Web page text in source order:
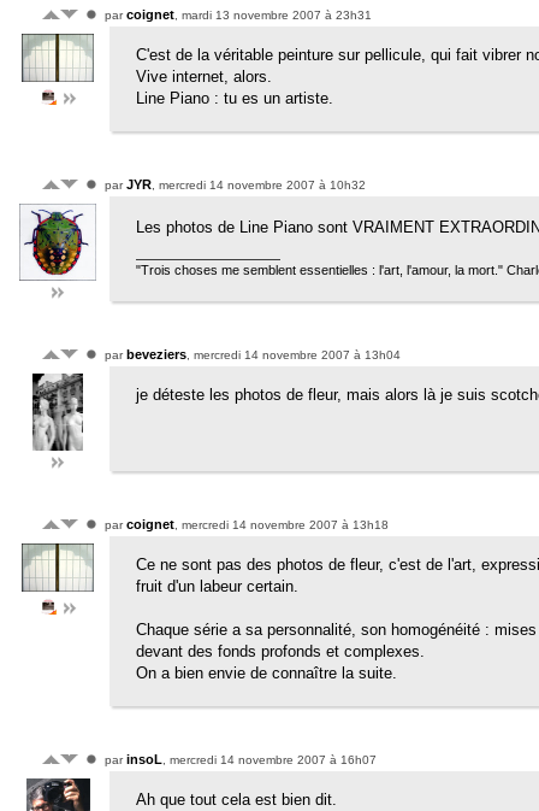
parcoignet , mardi 13 novembre 2007 à 23h31
C'est de la véritable peinture sur pellicule, qui fait vibrer
Vive internet, alors.
Line Piano : tu es un artiste.
parJYR , mercredi 14 novembre 2007 à 10h32
Les photos de Line Piano sont VRAIMENT
"Trois choses me semblent essentielles : l'art, l'amour, la mort."
parbeveziers , mercredi 14 novembre 2007 à 13h04
je déteste les photos de fleur, mais alors là je suis
parcoignet , mercredi 14 novembre 2007 à 13h18
Ce ne sont pas des photos de fleur, c'est de l'art,
fruit d'un labeur certain.
Chaque série a sa personnalité, son homogénéité :
devant des fonds profonds et complexes.
On a bien envie de connaître la suite.
parinsoL , mercredi 14 novembre 2007 à 16h07
Ah que tout cela est bien dit.